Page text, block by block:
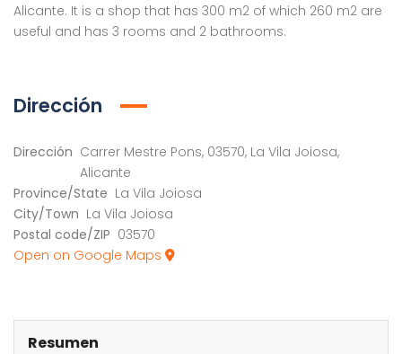
Alicante. It is a shop that has 300 m2 of which 260 m2 are
useful and has 3 rooms and 2 bathrooms.
Dirección
Dirección Carrer Mestre Pons, 03570, La Vila Joiosa,
Alicante
Province/State La Vila Joiosa
City/Town La Vila Joiosa
Postal code/ZIP 03570
Open on Google Maps
Resumen